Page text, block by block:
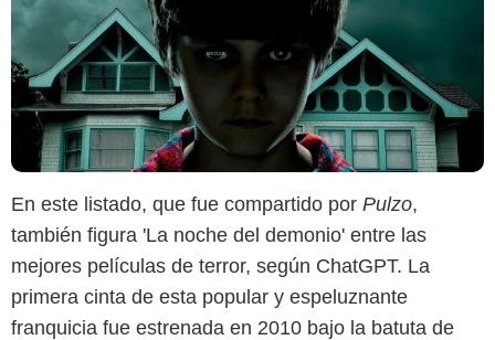
En este listado, que fue compartido por Pulzo,
también figura 'La noche del demonio' entre las
mejores películas de terror, según ChatGPT. La
primera cinta de esta popular y espeluznante
franquicia fue estrenada en 2010 bajo la batuta de
Gaumont Buena Vista International (GBVI)